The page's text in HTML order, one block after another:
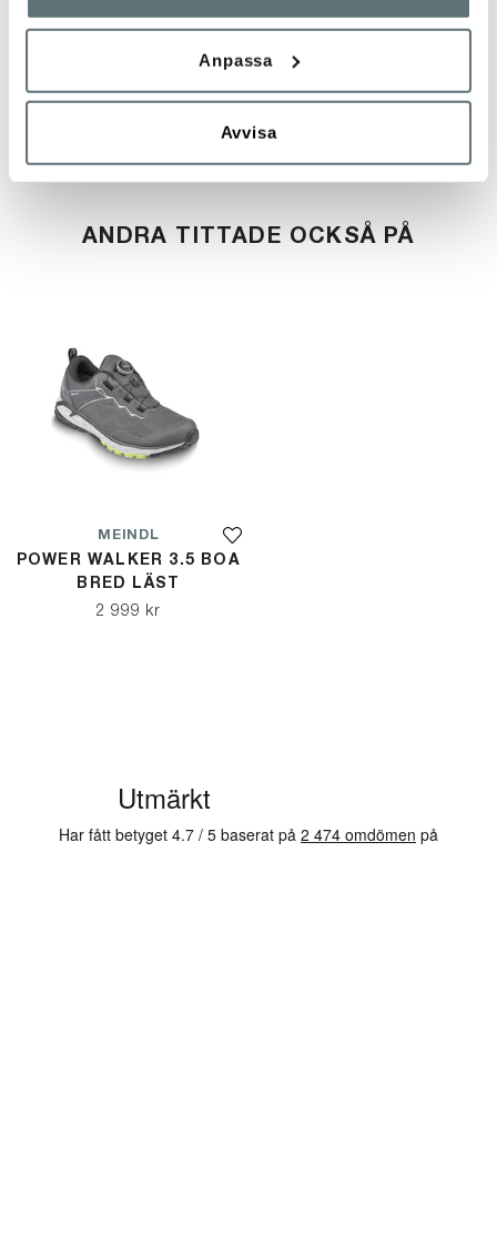
Anpassa
Avvisa
STORLEKSTABELL
ANDRA TITTADE OCKSÅ PÅ
MEINDL
POWER WALKER 3.5 BOA
BRED LÄST
2 999 kr